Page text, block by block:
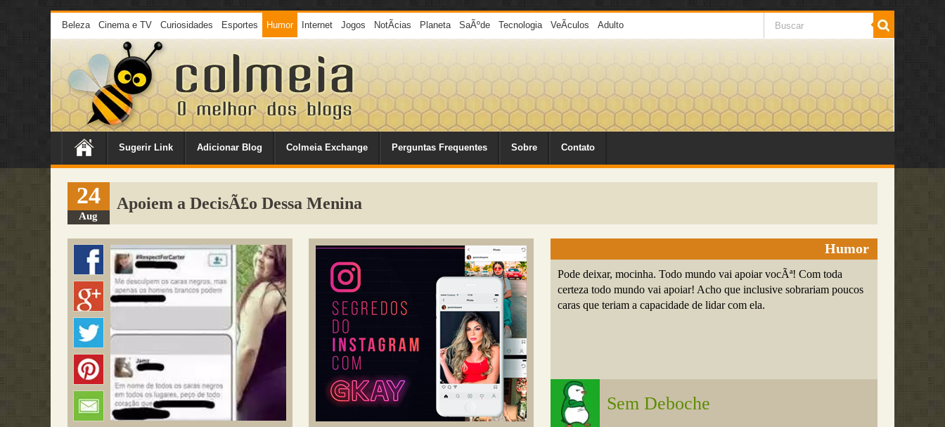
Beleza Cinema e TV Curiosidades Esportes Humor Internet Jogos NotÃ­cias Planeta SaÃºde Tecnologia VeÃ­culos Adulto
Sugerir Link Adicionar Blog Colmeia Exchange Perguntas Frequentes Sobre Contato
24
Aug
Apoiem a DecisÃ£o Dessa Menina
Humor
Pode deixar, mocinha. Todo mundo vai apoiar vocÃª! Com toda
certeza todo mundo vai apoiar! Acho que inclusive sobrariam poucos
caras que teriam a capacidade de lidar com ela.
Sem Deboche